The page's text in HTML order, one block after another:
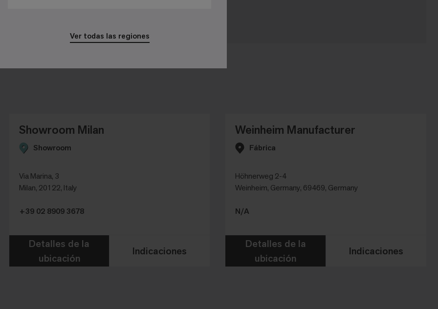
Ver todas las regiones
Showroom Milan
Showroom
Via Marina, 3
Milan, 20122, Italy
+39 02 8909 3678
Detalles de la
ubicación
Indicaciones
Weinheim Manufacturer
Fábrica
Höhnerweg 2-4
Weinheim, Germany, 69469, Germany
N/A
Detalles de la
ubicación
Indicaciones